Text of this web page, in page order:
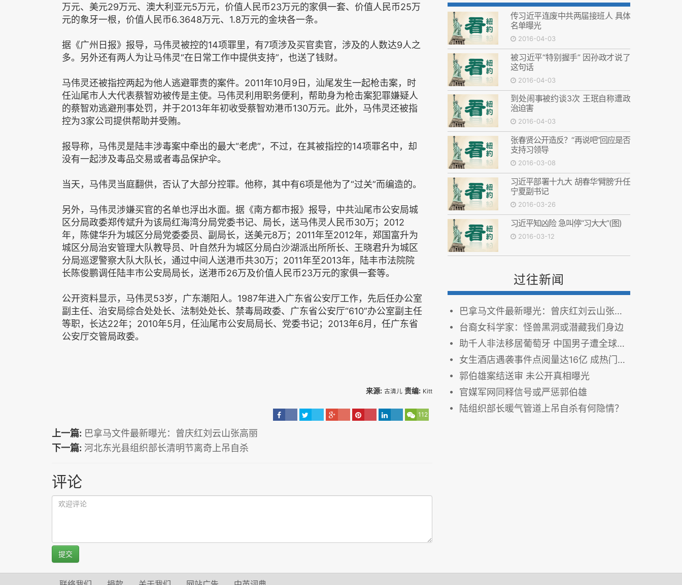
万元、美元29万元、澳大利亚元5万元，价值人民币23万元的家俱一套、价值人民币25万
元的象牙一根，价值人民币6.3648万元、1.8万元的金块各一条。
据《广州日报》报导，马伟灵被控的14项罪里，有7项涉及买官卖官，涉及的人数达9人之
多。另外还有两人为让马伟灵“在日常工作中提供支持”，也送了钱财。
马伟灵还被指控两起为他人逃避罪责的案件。2011年10月9日，汕尾发生一起枪击案，时
任汕尾市人大代表蔡智劝被传是主使。马伟灵利用职务便利，帮助身为枪击案犯罪嫌疑人
的蔡智劝逃避刑事处罚，并于2013年年初收受蔡智劝港币130万元。此外，马伟灵还被指
控为3家公司提供帮助并受贿。
报导称，马伟灵是陆丰涉毒案中牵出的最大“老虎”，不过，在其被指控的14项罪名中，却
没有一起涉及毒品交易或者毒品保护伞。
当天，马伟灵当庭翻供，否认了大部分控罪。他称，其中有6项是他为了“过关”而编造的。
另外，马伟灵涉嫌买官的名单也浮出水面。据《南方都市报》报导，中共汕尾市公安局城
区分局政委郑传斌升为该局红海湾分局党委书记、局长，送马伟灵人民币30万；2012
年，陈健华升为城区分局党委委员、副局长，送美元8万；2011年至2012年，郑国富升为
城区分局治安管理大队教导员、叶自然升为城区分局白沙湖派出所所长、王晓君升为城区
分局巡逻警察大队大队长，通过中间人送港币共30万；2011年至2013年，陆丰市法院院
长陈俊鹏调任陆丰市公安局局长，送港币26万及价值人民币23万元的家俱一套等。
公开资料显示，马伟灵53岁，广东潮阳人。1987年进入广东省公安厅工作，先后任办公室
副主任、治安局综合处处长、法制处处长、禁毒局政委、广东省公安厅“610”办公室副主任
等职，长达22年；2010年5月，任汕尾市公安局局长、党委书记；2013年6月，任广东省
公安厅交管局政委。
来源: 古清儿 责编: Kitt
112
上一篇: 巴拿马文件最新曝光：曾庆红刘云山张高丽
下一篇: 河北东光县组织部长清明节离奇上吊自杀
评论
提交
传习近平连废中共两届接班人 具体
名单曝光
2016-04-03
被习近平“特别握手” 因孙政才说了
这句话
2016-04-03
到处闹事被约谈3次 王珉自称遭政
治迫害
2016-04-03
张春贤公开造反？“再说吧”回应是否
支持习领导
2016-03-08
习近平部署十九大 胡春华‘臂膀’升任
宁夏副书记
2016-03-26
习近平知凶险 急叫停“习大大”(图)
2016-03-12
过往新闻
巴拿马文件最新曝光：曾庆红刘云山张高丽
台裔女科学家：怪兽黑洞或潜藏我们身边
助千人非法移居葡萄牙 中国男子遭全球通缉
女生酒店遇袭事件点阅量达16亿 成热门话题
郭伯雄案结送审 未公开真相曝光
官媒军网同释信号或严惩郭伯雄
陆组织部长暖气管道上吊自杀有何隐情？